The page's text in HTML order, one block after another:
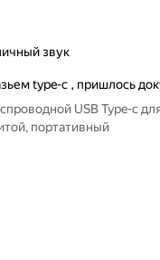
звук
type-c , пришлось
USB Type-c
портативный